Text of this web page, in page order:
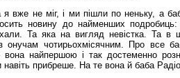
я вже не міг, і ми пішли по неньку, а
новину до найменших
Та яка на вигляд невістка. Та
онучам чотирьохмісячним. Про все
вона найпершою і так достеменно
навіть прибреше. На те вона й баба